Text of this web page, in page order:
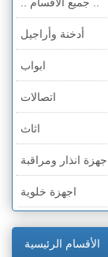
الضفة » أريحا
الضفة » الخليل
الضفة » بيت لحم
قطاع غزة
الخط الأخضر » حيفا
الأخضر » رهط
الأخضر » أم الفحم
الأخضر » الناصرة
أدخنة وأراجيل
ابواب
اتصالات
اثاث
انذار ومراقبة
اجهزة خلوية
الأقسام الرئيسية